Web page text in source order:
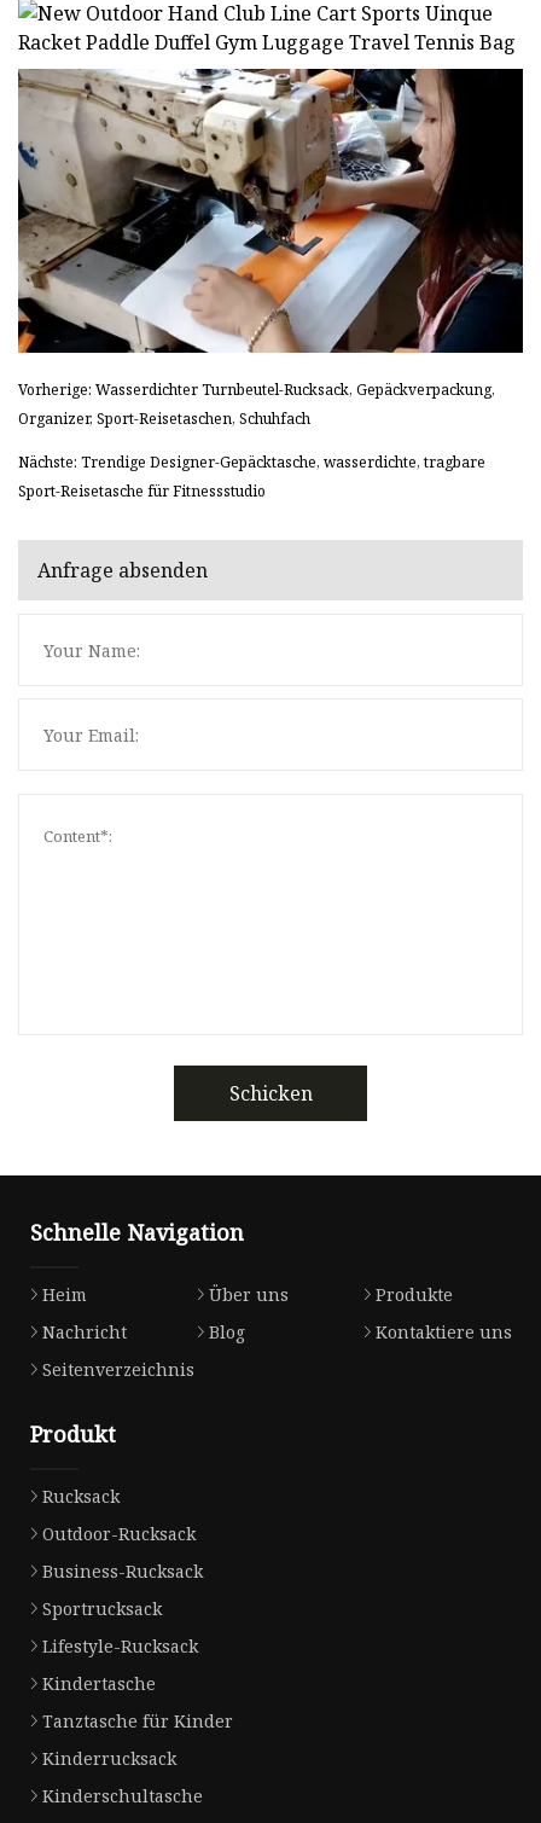
Vorherige: Wasserdichter Turnbeutel-Rucksack, Gepäckverpackung,
Organizer, Sport-Reisetaschen, Schuhfach
Nächste: Trendige Designer-Gepäcktasche, wasserdichte, tragbare
Sport-Reisetasche für Fitnessstudio
Anfrage absenden
Schicken
Schnelle Navigation
Heim Über uns
Produkte
Nachricht
Blog
Kontaktiere uns
Seitenverzeichnis
Produkt
Rucksack
Outdoor-Rucksack
Business-Rucksack
Sportrucksack
Lifestyle-Rucksack
Kindertasche
Tanztasche für Kinder
Kinderrucksack
Kinderschultasche